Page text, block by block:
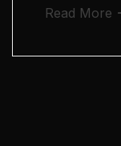
Read More